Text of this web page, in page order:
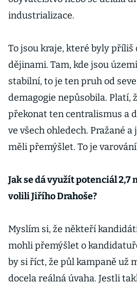
industrializace.
To jsou kraje, které byly
dějinami. Tam, kde jsou
stabilní, to je ten pruh od
demagogie nepůsobila. Platí,
překonat ten centralismus a
ve všech ohledech. Pražané
měli přemýšlet. To je
Jak se dá využít potenciál
volili Jiřího Drahoše?
Myslím si, že někteří
mohli přemýšlet o
by si říct, že půl kampaně už
docela reálná úvaha. Jestli